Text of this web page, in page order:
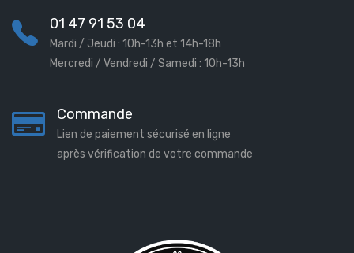
01 47 91 53 04
Mardi / Jeudi : 10h-13h et 14h-18h
Mercredi / Vendredi / Samedi : 10h-13h
Commande
Lien de paiement sécurisé en ligne
après vérification de votre commande